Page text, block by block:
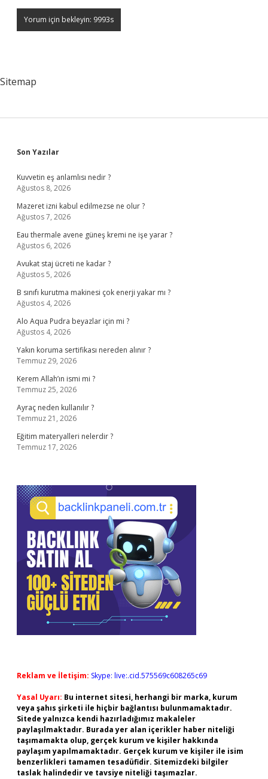
Sitemap
Sidebar
Son Yazılar
Kuvvetin eş anlamlısı nedir ?
Ağustos 8, 2026
Mazeret izni kabul edilmezse ne olur ?
Ağustos 7, 2026
Eau thermale avene güneş kremi ne işe yarar ?
Ağustos 6, 2026
Avukat staj ücreti ne kadar ?
Ağustos 5, 2026
B sınıfı kurutma makinesi çok enerji yakar mı ?
Ağustos 4, 2026
Alo Aqua Pudra beyazlar için mi ?
Ağustos 4, 2026
Yakın koruma sertifikası nereden alınır ?
Temmuz 29, 2026
Kerem Allah’ın ismi mi ?
Temmuz 25, 2026
Ayraç neden kullanılır ?
Temmuz 21, 2026
Eğitim materyalleri nelerdir ?
Temmuz 17, 2026
Reklam ve İletişim: Skype: live:.cid.575569c608265c69
Yasal Uyarı: Bu internet sitesi, herhangi bir marka, kurum
veya şahıs şirketi ile hiçbir bağlantısı bulunmamaktadır.
Sitede yalnızca kendi hazırladığımız makaleler
paylaşılmaktadır. Burada yer alan içerikler haber niteliği
taşımamakta olup, gerçek kurum ve kişiler hakkında
paylaşım yapılmamaktadır. Gerçek kurum ve kişiler ile isim
benzerlikleri tamamen tesadüfidir. Sitemizdeki bilgiler
taslak halindedir ve tavsiye niteliği taşımazlar.